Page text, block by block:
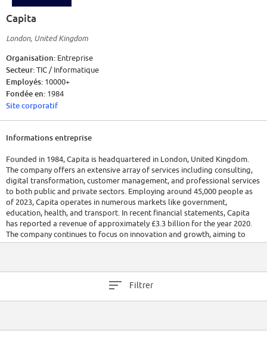
Capita
London, United Kingdom
Organisation: Entreprise
Secteur:TIC / Informatique
Employés: 10000+
Fondée en: 1984
Site corporatif
Informations entreprise
Founded in 1984, Capita is headquartered in London, United Kingdom.
The company offers an extensive array of services including consulting,
digital transformation, customer management, and professional services
to both public and private sectors. Employing around 45,000 people as
of 2023, Capita operates in numerous markets like government,
education, health, and transport. In recent financial statements, Capita
has reported a revenue of approximately £3.3 billion for the year 2020.
The company continues to focus on innovation and growth, aiming to
lead in technology-enabled services.
Filtrer